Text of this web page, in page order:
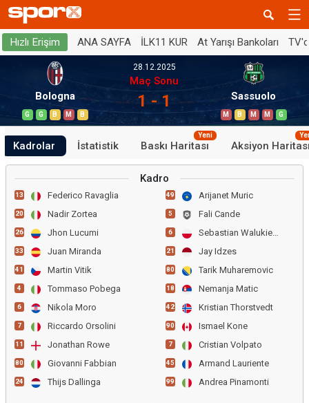
Hızlı Erişim ANA SAYFA İLK11 KUR At Yarışı Bankoları
Bologna
G G B M B
28.12.2025
Maç Sonu
1 - 1 Sassuolo
M B M M G
Kadrolar İstatistik Baskı Haritası
Yeni
Aksiyon
Kadro
13 Federico Ravaglia
20 Nadir Zortea
26 Jhon Lucumi
33 Juan Miranda
41 Martin Vitik
4 Tommaso Pobega
6 Nikola Moro
7 Riccardo Orsolini
11 Jonathan Rowe
80 Giovanni Fabbian
24 Thijs Dallinga
49 Arijanet Muric
5 Fali Cande
6 Sebastian Walukiewicz
21 Jay Idzes
80 Tarik Muharemovic
18 Nemanja Matic
42 Kristian Thorstvedt
90 Ismael Kone
7 Cristian Volpato
45 Armand Lauriente
99 Andrea Pinamonti